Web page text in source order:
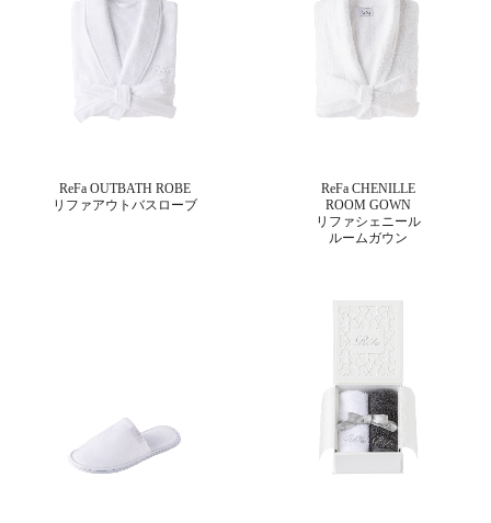
ReFa OUTBATH ROBE
リファアウトバスローブ
ReFa CHENILLE
ROOM GOWN
リファシェニール
ルームガウン